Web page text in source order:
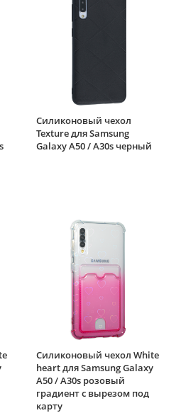
Силиконовый чехол
Texture для Samsung
Galaxy A50 / A30s черный
Силиконовый чехол White
heart для Samsung Galaxy
A50 / A30s розовый
градиент c вырезом под
карту